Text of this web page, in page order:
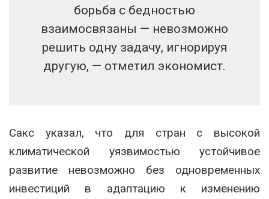
борьба с бедностью
взаимосвязаны — невозможно
решить одну задачу, игнорируя
другую, — отметил экономист.
Сакс указал, что для стран с высокой
климатической уязвимостью устойчивое
развитие невозможно без одновременных
инвестиций в адаптацию к изменению